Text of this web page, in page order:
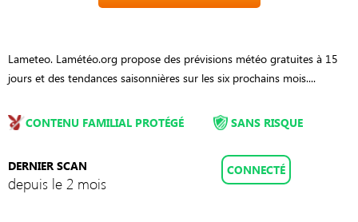
Lameteo. Lamétéo.org propose des prévisions météo gratuites à 15
jours et des tendances saisonnières sur les six prochains mois....
CONTENU FAMILIAL PROTÉGÉ
DERNIER SCAN
depuis le 2 mois
SANS RISQUE
CONNECTÉ